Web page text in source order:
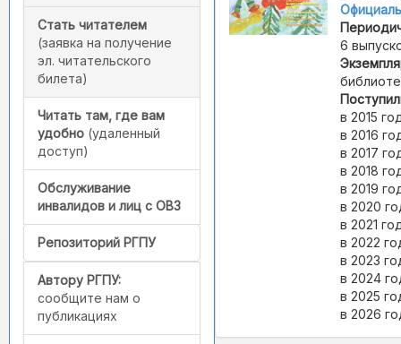
Стать читателем
(заявка на получение
эл. читательского
билета)
Читать там, где вам
удобно (удаленный
доступ)
Обслуживание
инвалидов и лиц с ОВЗ
Репозиторий РГПУ
Автору РГПУ:
сообщите нам о
публикациях
6
в 2015
в 2016
в 2017
в 2018
в 2019
в 2020
в 2021
в 2022
в 2023
в 2024
в 2025
в 2026